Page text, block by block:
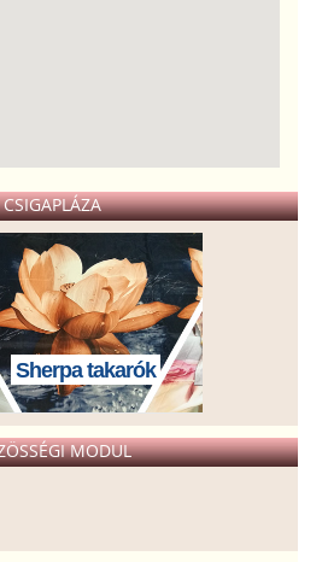
CSIGAPLÁZA
Sherpa takarók
MODUL